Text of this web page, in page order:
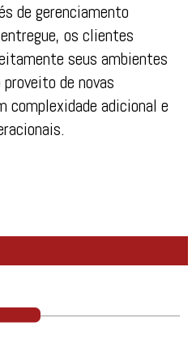
de gerenciamento
os clientes
seus ambientes
de novas
complexidade adicional e